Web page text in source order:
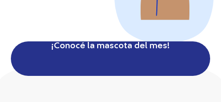
¡Conocé la mascota del mes!